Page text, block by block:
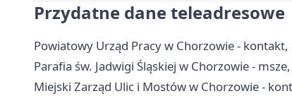
Przydatne dane teleadresowe
Powiatowy Urząd Pracy w Chorzowie -
Parafia św. Jadwigi Śląskiej w Chorzowie -
Miejski Zarząd Ulic i Mostów w Chorzowie -